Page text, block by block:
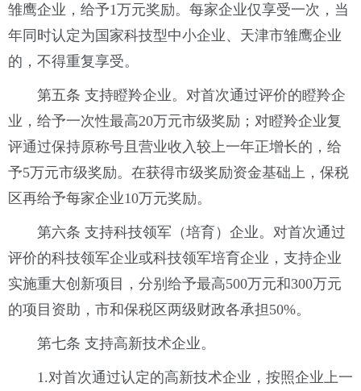
雏鹰企业，给予1万元奖励。每家企业仅享受一次，当
年同时认定为国家科技型中小企业、天津市雏鹰企业
的，不得重复享受。
第五条 支持瞪羚企业。对首次通过评价的瞪羚企
业，给予一次性最高20万元市级奖励；对瞪羚企业复
评通过保持原称号且营业收入较上一年正增长的，给
予5万元市级奖励。在获得市级奖励资金基础上，保税
区再给予每家企业10万元奖励。
第六条 支持科技领军（培育）企业。对首次通过
评价的科技领军企业或科技领军培育企业，支持企业
实施重大创新项目，分别给予最高500万元和300万元
的项目资助，市和保税区两级财政各承担50%。
第七条 支持高新技术企业。
1.对首次通过认定的高新技术企业，按照企业上一